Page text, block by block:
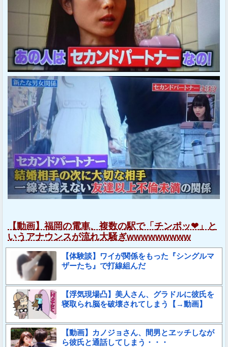
【動画】福岡の電車、複数の駅で「チンポッ❤」と
いうアナウンスが流れ大騒ぎwwwwwwwww
【体験談】ワイが関係をもった『シングルマ
ザーたち』で打線組んだ
【浮気現場凸】美人さん、グラドルに彼氏を
寝取られ脳を破壊されてしまう【→動画】
【動画】カノジョさん、間男とヱッチしなが
ら彼氏と通話してしまう・・・